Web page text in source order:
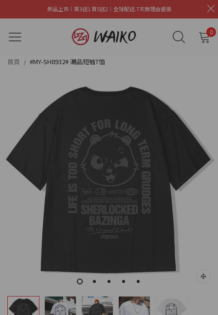
新品上市｜買3送1 買5送2｜全球配送.7天無理由退換
0
首頁 / #MY-SH8932# 潮品短袖T恤